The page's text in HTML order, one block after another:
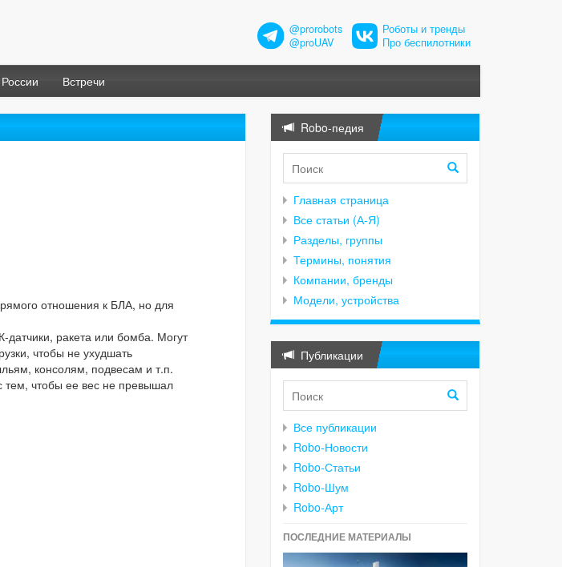
@prorobots
@proUAV
Роботы и тренды
Про беспилотники
Встречи
отношения к БЛА, но для
ракета или бомба. Могут
чтобы не ухудшать
консолям, подвесам и т.п.
тем, чтобы ее вес не превышал
Robo-педия
Главная страница
Все статьи (А-Я)
Разделы, группы
Термины, понятия
Компании, бренды
Модели, устройства
Публикации
Все публикации
Robo-Новости
Robo-Статьи
Robo-Шум
Robo-Арт
ПОСЛЕДНИЕ МАТЕРИАЛЫ